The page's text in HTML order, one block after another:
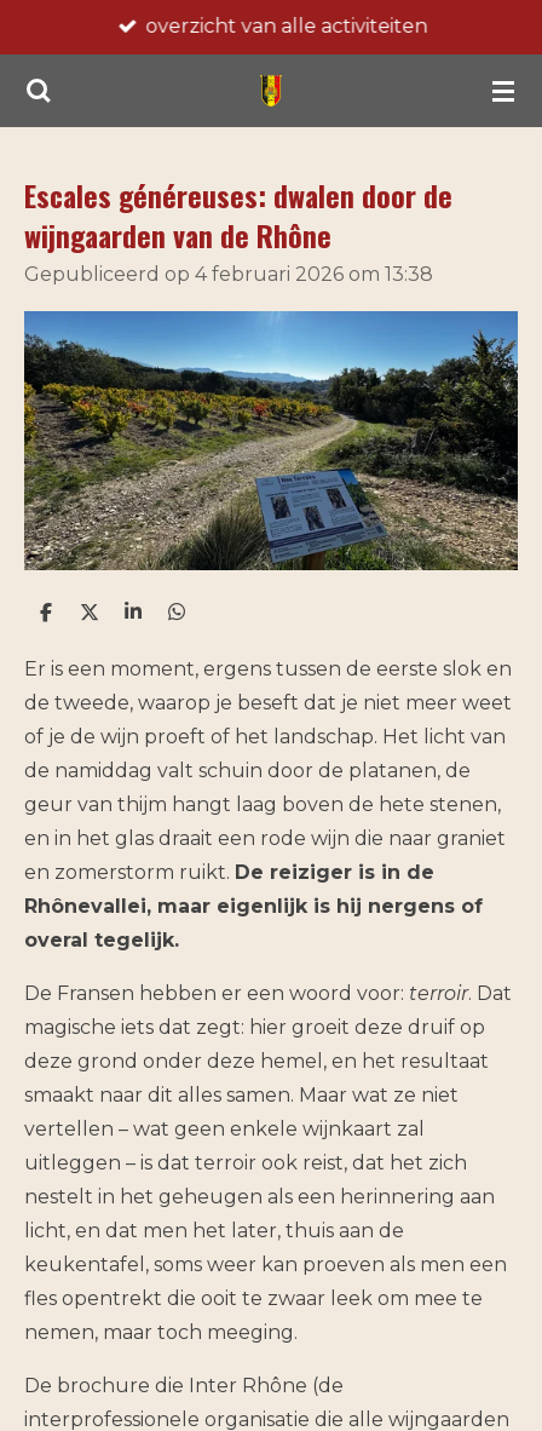
direct
naar
de
overzicht van alle activiteiten
Escales généreuses: dwalen door de
wijngaarden van de Rhône
Gepubliceerd op 4 februari 2026 om 13:38
D
e
n
D
l
S
r
e
D
e
n
Er is een moment, ergens tussen de eerste slok en
de tweede, waarop je beseft dat je niet meer weet
of je de wijn proeft of het landschap. Het licht van
de namiddag valt schuin door de platanen, de
geur van thijm hangt laag boven de hete stenen,
en in het glas draait een rode wijn die naar graniet
en zomerstorm ruikt. De reiziger is in de
Rhônevallei, maar eigenlijk is hij nergens of
overal tegelijk.
De Fransen hebben er een woord voor: terroir. Dat
magische iets dat zegt: hier groeit deze druif op
deze grond onder deze hemel, en het resultaat
smaakt naar dit alles samen. Maar wat ze niet
vertellen – wat geen enkele wijnkaart zal
uitleggen – is dat terroir ook reist, dat het zich
nestelt in het geheugen als een herinnering aan
licht, en dat men het later, thuis aan de
keukentafel, soms weer kan proeven als men een
fles opentrekt die ooit te zwaar leek om mee te
nemen, maar toch meeging.
De brochure die Inter Rhône (de
interprofessionele organisatie die alle wijngaarden